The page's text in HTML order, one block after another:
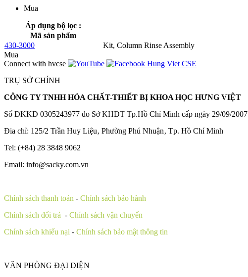
Mua
Áp dụng bộ lọc :
Mã sản phẩm
430-3000
Kit, Column Rinse Assembly
Mua
Connect with hvcse
TRỤ SỞ CHÍNH
CÔNG TY TNHH HÓA CHẤT-THIẾT BỊ KHOA HỌC HƯNG VIỆT
Số ĐKKD 0305243977 do Sở KHĐT Tp.Hồ Chí Minh cấp ngày 29/09/2007
Đia chỉ: 125/2 Trần Huy Liệu‚ Phường Phú Nhuận‚ Tp. Hồ Chí Minh
Tel: (+84) 28 3848 9062
Email: info@sacky.com.vn
Chính sách thanh toán - Chính sách bảo hành
Chính sách đổi trả - Chính sách vận chuyển
Chính sách khiếu nại - Chính sách bảo mật thông tin
VĂN PHÒNG ĐẠI DIỆN